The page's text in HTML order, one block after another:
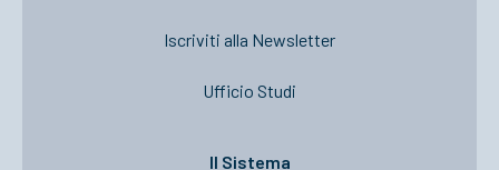
Iscriviti alla Newsletter
Ufficio Studi
Il Sistema